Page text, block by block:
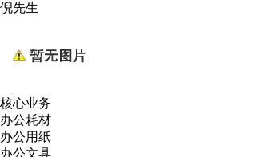
倪先生
核心业务
办公耗材
办公用纸
办公文具